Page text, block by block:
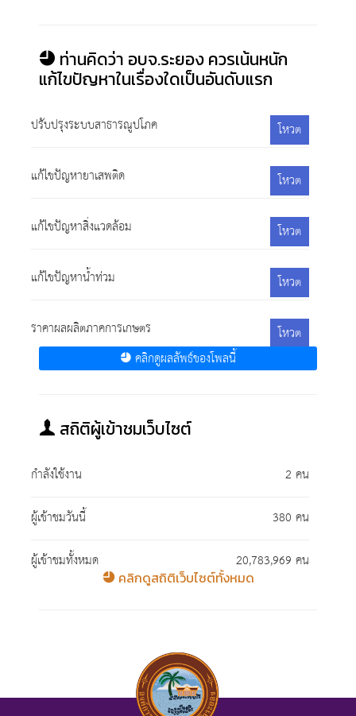
ท่านคิดว่า อบจ.ระยอง ควรเน้นหนัก
แก้ไขปัญหาในเรื่องใดเป็นอันดับแรก
ปรับปรุงระบบสาธารณูปโภค โหวต
แก้ไขปัญหายาเสพติด โหวต
แก้ไขปัญหาสิ่งแวดล้อม โหวต
แก้ไขปัญหาน้ำท่วม โหวต
ราคาผลผลิตภาคการเกษตร
โหวต
คลิกดูผลลัพธ์ของโพลนี้
สถิติผู้เข้าชมเว็บไซต์
กำลังใช้งาน
2 คน
ผู้เข้าชมวันนี้
380 คน
ผู้เข้าชมทั้งหมด
20,783,969 คน
คลิกดูสถิติเว็บไซต์ทั้งหมด